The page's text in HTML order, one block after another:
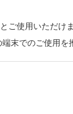
ご使用いただけま
末でのご使用を